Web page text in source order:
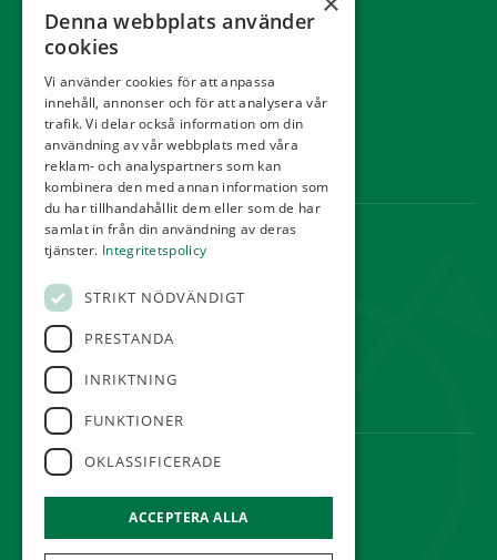
Tävling
Integritetspolicy
Webbshop
KONTAKT
Golfvägen
FÖLJ OSS
Denna webbplats använder
cookies
Vi använder cookies för att anpassa
innehåll, annonser och för att analysera vår
trafik. Vi delar också information om din
användning av vår webbplats med våra
reklam- och analyspartners som kan
kombinera den med annan information som
du har tillhandahållit dem eller som de har
samlat in från din användning av deras
tjänster. Integritetspolicy
STRIKT NÖDVÄNDIGT
PRESTANDA
INRIKTNING
FUNKTIONER
OKLASSIFICERADE
ACCEPTERA ALLA